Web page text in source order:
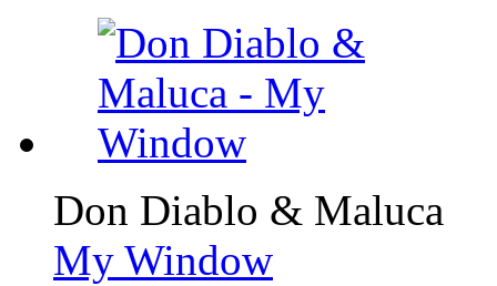
Don Diablo & Maluca
My Window